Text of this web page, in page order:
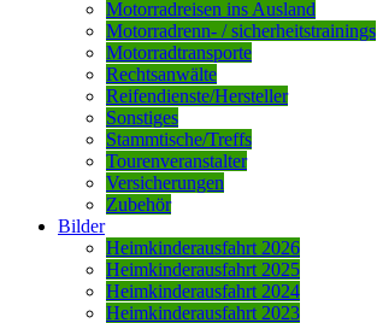
Motorradreisen ins Ausland
Motorradrenn- / sicherheitstrainings
Motorradtransporte
Rechtsanwälte
Reifendienste/Hersteller
Sonstiges
Stammtische/Treffs
Tourenveranstalter
Versicherungen
Zubehör
Bilder
Heimkinderausfahrt 2026
Heimkinderausfahrt 2025
Heimkinderausfahrt 2024
Heimkinderausfahrt 2023